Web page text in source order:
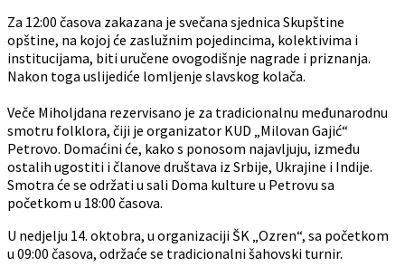
Za 12:00 časova zakazana je svečana sjednica Skupštine
opštine, na kojoj će zaslužnim pojedincima, kolektivima i
institucijama, biti uručene ovogodišnje nagrade i priznanja.
Nakon toga uslijediće lomljenje slavskog kolača.
Veče Miholjdana rezervisano je za tradicionalnu međunarodnu
smotru folklora, čiji je organizator KUD „Milovan Gajić“
Petrovo. Domaćini će, kako s ponosom najavljuju, između
ostalih ugostiti i članove društava iz Srbije, Ukrajine i Indije.
Smotra će se održati u sali Doma kulture u Petrovu sa
početkom u 18:00 časova.
U nedjelju 14. oktobra, u organizaciji ŠK „Ozren“, sa početkom
u 09:00 časova, održaće se tradicionalni šahovski turnir.